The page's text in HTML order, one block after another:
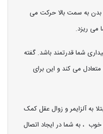
بدن به سمت بالا حرکت می
می ریزد.
شما قدرتمند باشد. گفته
می کند و این برای
به آلزایمر و زوال عقل کمک
، به شما در ایجاد اتصال